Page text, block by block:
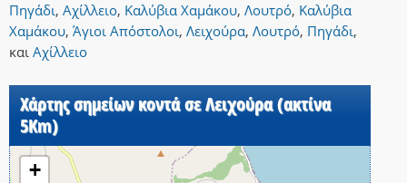
Πηγάδι, Αχίλλειο, Καλύβια Χαμάκου, Λουτρό, Καλύβια
Χαμάκου, Άγιοι Απόστολοι, Λειχούρα, Λουτρό, Πηγάδι,
και Αχίλλειο
Χάρτης σημείων κοντά σε Λειχούρα (ακτίνα
5Km)
+